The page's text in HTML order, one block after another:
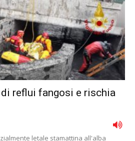
di reflui fangosi e rischia
letale stamattina all'alba